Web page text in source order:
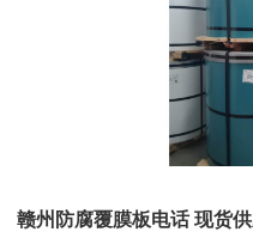
赣州防腐覆膜板电话 现货